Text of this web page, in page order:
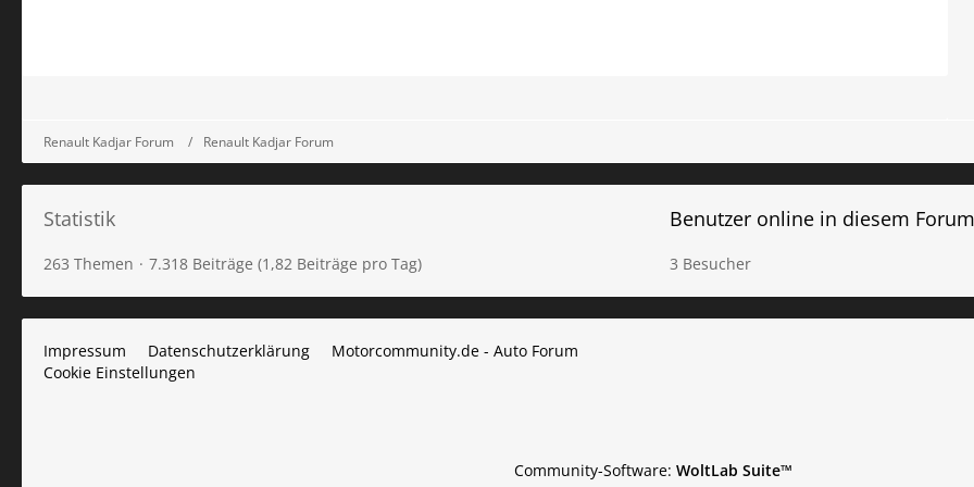
Renault Kadjar Forum Renault Kadjar Forum
Statistik
263 Themen 7.318 Beiträge (1,82 Beiträge pro Tag)
Benutzer online in diesem Forum
3 Besucher
Impressum Datenschutzerklärung
Motorcommunity.de - Auto Forum
Cookie Einstellungen
Community-Software: WoltLab Suite™